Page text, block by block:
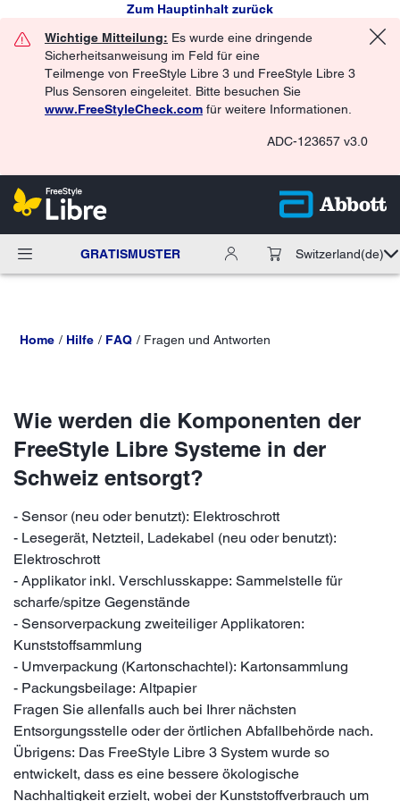
Zum Hauptinhalt zurück
Wichtige Mitteilung: Es wurde eine dringende
Sicherheitsanweisung im Feld für eine
Teilmenge von FreeStyle Libre 3 und FreeStyle Libre 3
Plus Sensoren eingeleitet. Bitte besuchen Sie
www.FreeStyleCheck.com für weitere Informationen.
ADC-123657 v3.0
GRATISMUSTER Switzerland(de)
Home Hilfe FAQ Fragen und Antworten
Wie werden die Komponenten der
FreeStyle Libre Systeme in der
Schweiz entsorgt?
- Sensor (neu oder benutzt): Elektroschrott
- Lesegerät, Netzteil, Ladekabel (neu oder benutzt):
Elektroschrott
- Applikator inkl. Verschlusskappe: Sammelstelle für
scharfe/spitze Gegenstände
- Sensorverpackung zweiteiliger Applikatoren:
Kunststoffsammlung
- Umverpackung (Kartonschachtel): Kartonsammlung
- Packungsbeilage: Altpapier
Fragen Sie allenfalls auch bei Ihrer nächsten
Entsorgungsstelle oder der örtlichen Abfallbehörde nach.
Übrigens: Das FreeStyle Libre 3 System wurde so
entwickelt, dass es eine bessere ökologische
Nachhaltigkeit erzielt, wobei der Kunststoffverbrauch um